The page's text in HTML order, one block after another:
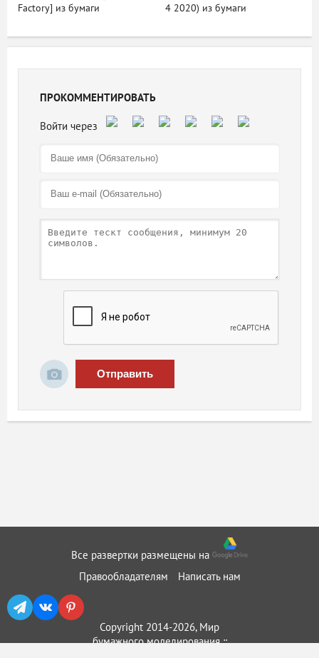
Factory] из бумаги
4 2020) из бумаги
ПРОКОММЕНТИРОВАТЬ
Отправить
Все развертки размещены на
Правообладателям
Написать нам
Copyright 2014-2026, Мир
бумажного моделирования ::